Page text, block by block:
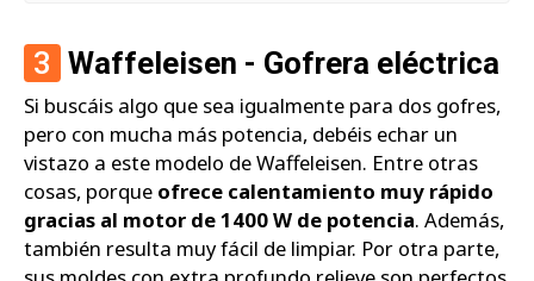
3 Waffeleisen - Gofrera eléctrica
Si buscáis algo que sea igualmente para dos gofres,
pero con mucha más potencia, debéis echar un
vistazo a este modelo de Waffeleisen. Entre otras
cosas, porque ofrece calentamiento muy rápido
gracias al motor de 1400 W de potencia. Además,
también resulta muy fácil de limpiar. Por otra parte,